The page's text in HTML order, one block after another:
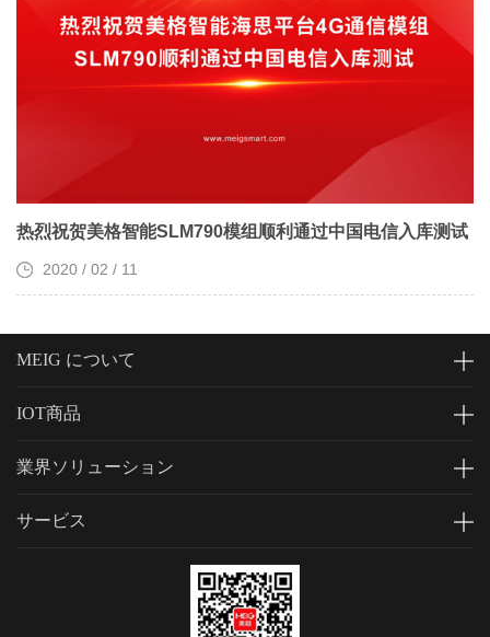
热烈祝贺美格智能SLM790模组顺利通过中国电信入库测试
2020 / 02 / 11
MEIG について
IOT商品
業界ソリューション
サービス